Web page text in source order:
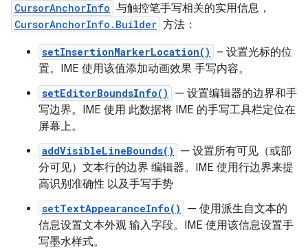
CursorAnchorInfo 与触控笔手写相关的实用信息，
CursorAnchorInfo.Builder 方法：
setInsertionMarkerLocation()
– 设置光标的位
置。IME 使用该值添加动画效果 手写内容。
setEditorBoundsInfo()
— 设置编辑器的边界和手
写边界。IME 使用 此数据将 IME 的手写工具栏定位在
屏幕上。
addVisibleLineBounds()
— 设置所有可见（或部
分可见）文本行的边界 编辑器。IME 使用行边界来提
高识别准确性 以及手写手势
setTextAppearanceInfo()
— 使用派生自文本的
信息设置文本外观 输入字段。IME 使用该信息设置手
写墨水样式。